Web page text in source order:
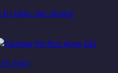
trị nám, tàn nhang
trị mụn